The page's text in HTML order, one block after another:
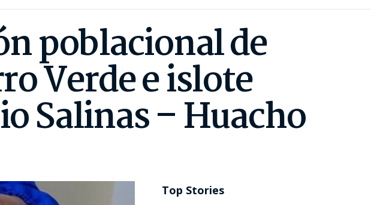
poblacional de
Verde e islote
Salinas – Huacho
Top Stories